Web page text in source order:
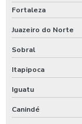
Fortaleza
Juazeiro do Norte
Sobral
Itapipoca
Iguatu
Canindé